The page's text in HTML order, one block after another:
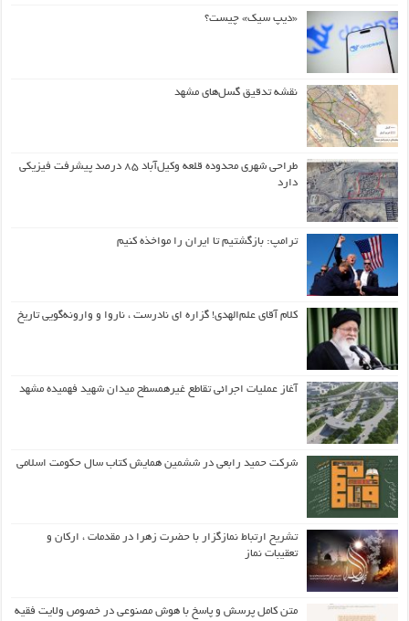
«دیپ سیک» چیست؟
نقشه تدقیق گسل‌های مشهد
طراحی شهری محدوده قلعه وکیل‌آباد ۸۵ درصد پیشرفت فیزیکی
دارد
ترامپ: بازگشتیم تا ایران را مواخذه کنیم
کلام آقای علم‌الهدی! گزاره ای نادرست ، ناروا و وارونه‌گویی تاریخ
آغاز عملیات اجرائی تقاطع غیرهمسطح میدان شهید فهمیده مشهد
شرکت حمید رابعی در ششمین همایش کتاب سال حکومت اسلامی
تشریح ارتباط نمازگزار با حضرت زهرا در مقدمات ، ارکان و
تعقیبات نماز
متن کامل پرسش و پاسخ با هوش مصنوعی در خصوص ولایت فقیه